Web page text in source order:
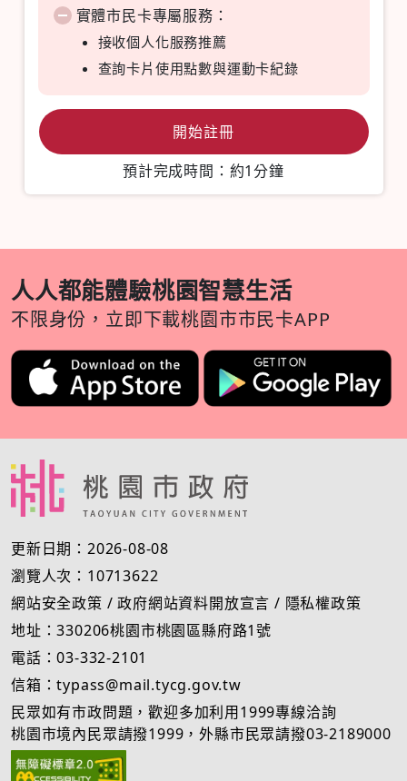
實體市民卡專屬服務：
接收個人化服務推薦
查詢卡片使用點數與運動卡紀錄
開始註冊
預計完成時間：約1分鐘
人人都能體驗桃園智慧生活
不限身份，立即下載桃園市市民卡APP
更新日期：2026-08-08
瀏覽人次：10713622
網站安全政策 /政府網站資料開放宣言 / 隱私權政策
地址：330206桃園市桃園區縣府路1號
電話：03-332-2101
信箱：typass@mail.tycg.gov.tw
民眾如有市政問題，歡迎多加利用1999專線洽詢
桃園市境內民眾請撥1999，外縣市民眾請撥03-2189000